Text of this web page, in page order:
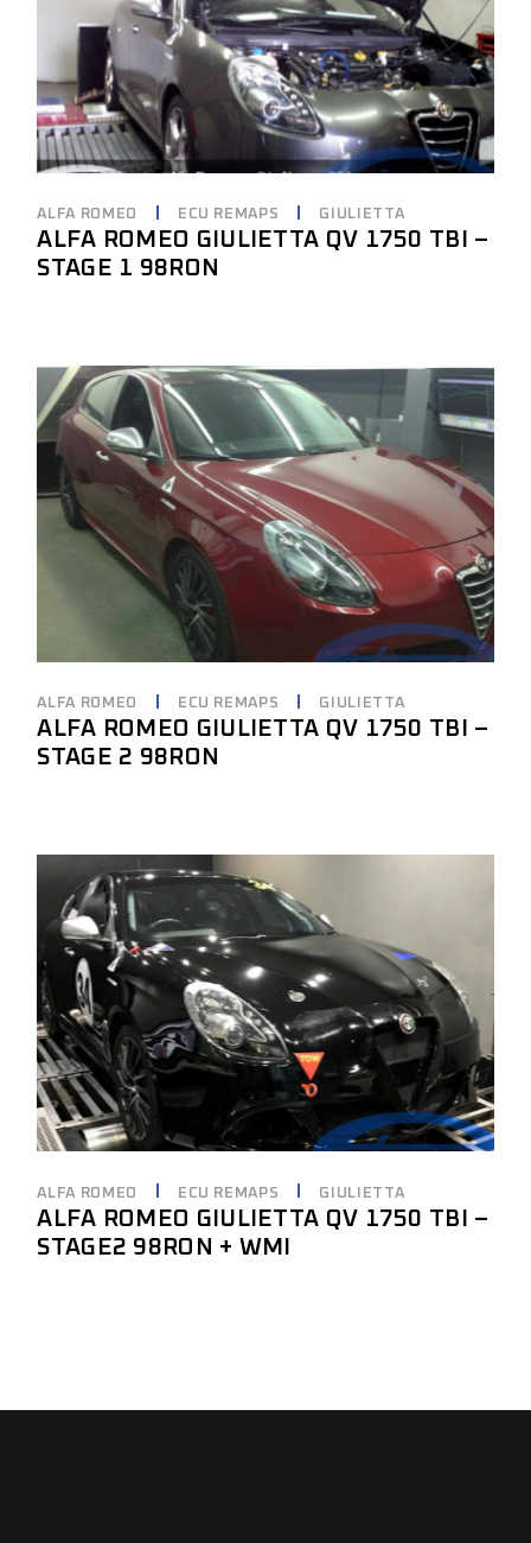
ALFA ROMEO ECU REMAPS GIULIETTA
ALFA ROMEO GIULIETTA QV 1750 TBI –
STAGE 1 98RON
ALFA ROMEO ECU REMAPS GIULIETTA
ALFA ROMEO GIULIETTA QV 1750 TBI –
STAGE 2 98RON
ALFA ROMEO ECU REMAPS GIULIETTA
ALFA ROMEO GIULIETTA QV 1750 TBI –
STAGE2 98RON + WMI